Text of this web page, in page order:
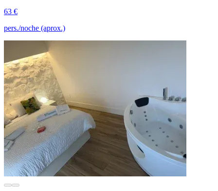
63 €
pers./noche (aprox.)